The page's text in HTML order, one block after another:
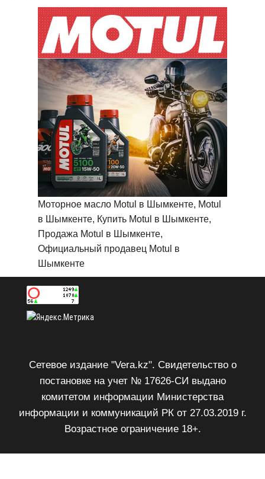
Моторное масло Motul в Шымкенте, Motul
в Шымкенте, Купить Motul в Шымкенте,
Продажа Motul в Шымкенте,
Официальный продавец Motul в
Шымкенте
Сетевое издание "Vera.kz". Свидетельство о
постановке на учет № 17626-СИ выдано
комитетом информации Министерства
информации и коммуникаций РК от 27.03.2019 г.
Возрастное ограничение 18+.